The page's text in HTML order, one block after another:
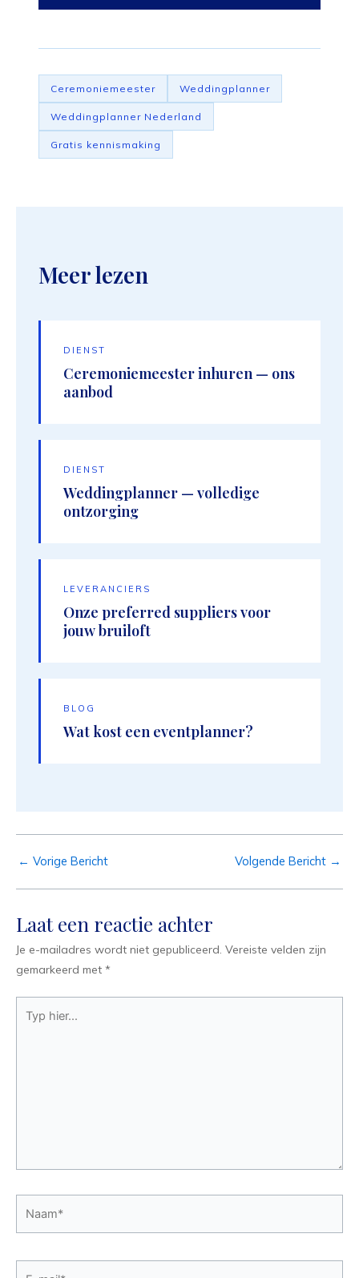
Ceremoniemeester Weddingplanner
Weddingplanner Nederland
Gratis kennismaking
Meer lezen
DIENST
Ceremoniemeester inhuren — ons
aanbod
DIENST
Weddingplanner — volledige
ontzorging
LEVERANCIERS
Onze preferred suppliers voor
jouw bruiloft
BLOG
Wat kost een eventplanner?
← Vorige Bericht Volgende Bericht →
Laat een reactie achter
Je e-mailadres wordt niet gepubliceerd. Vereiste velden zijn
gemarkeerd met *
hier...